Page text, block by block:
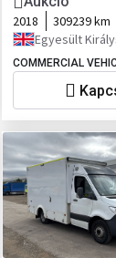
2018
309239 km
Egyesült
COMMERCIAL